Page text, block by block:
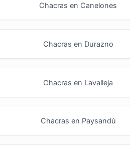
Chacras en Canelones
Chacras en Durazno
Chacras en Lavalleja
Chacras en Paysandú